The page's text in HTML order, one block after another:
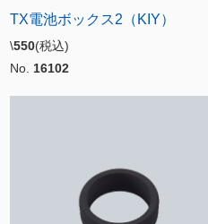
TX電池ボックス2（KIY）
\550(税込)
No. 16102